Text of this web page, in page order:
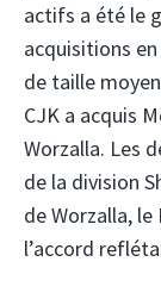
actifs a été le
acquisitions
de taille
CJK a acquis
Worzalla. Les
de la division
de Worzalla,
l’accord